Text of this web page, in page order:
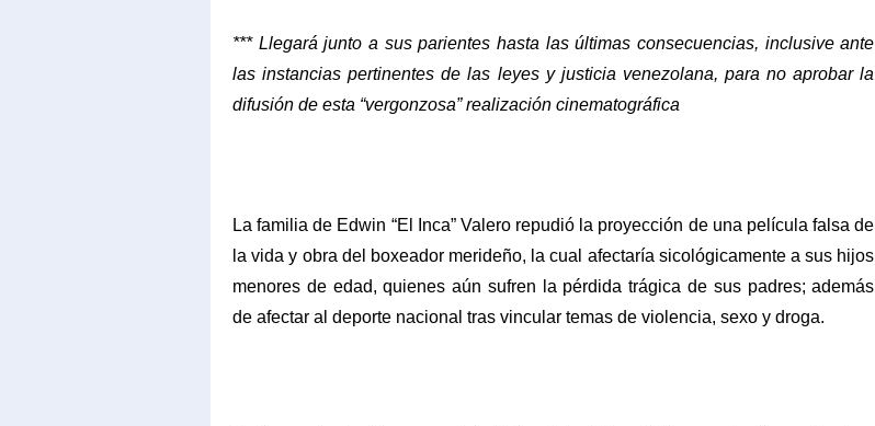
*** Llegará junto a sus parientes hasta las últimas consecuencias, inclusive ante
las instancias pertinentes de las leyes y justicia venezolana, para no aprobar la
difusión de esta “vergonzosa” realización cinematográfica
La familia de Edwin “El Inca” Valero repudió la proyección de una película falsa de
la vida y obra del boxeador merideño, la cual afectaría sicológicamente a sus hijos
menores de edad, quienes aún sufren la pérdida trágica de sus padres; además
de afectar al deporte nacional tras vincular temas de violencia, sexo y droga.